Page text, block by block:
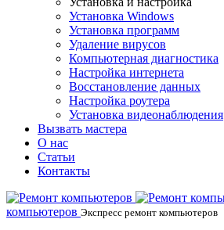
Установка Windows
Установка программ
Удаление вирусов
Компьютерная диагностика
Настройка интернета
Восстановление данных
Настройка роутера
Установка видеонаблюдения
Вызвать мастера
О нас
Статьи
Контакты
компьютеров Экспресс ремонт компьютеров